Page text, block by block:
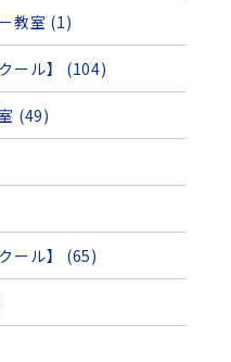
教室 (1)
ール】 (104)
(49)
ール】 (65)